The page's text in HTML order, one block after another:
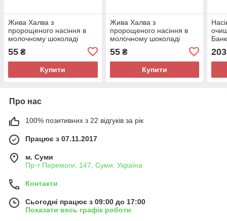
Жива Халва з
пророщеного насіння в
молочному шоколаді
55 ₴
Купити
Жива Халва з
пророщеного насіння в
молочному шоколаді
55₴
Купити
203
Про нас
100% позитивних з 22 відгуків за рік
Працює з 07.11.2017
м. Суми
Пр-т Перемоги, 147, Суми, Україна
Контакти
Сьогодні працює з 09:00 до 17:00
Показати весь графік роботи